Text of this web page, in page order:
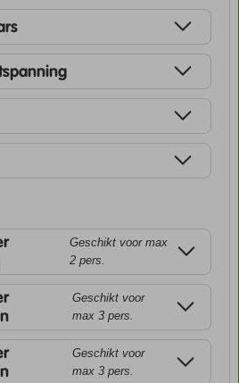
Geschikt voor max
2 pers.
Geschikt voor
max 3 pers.
Geschikt voor
max 3 pers.